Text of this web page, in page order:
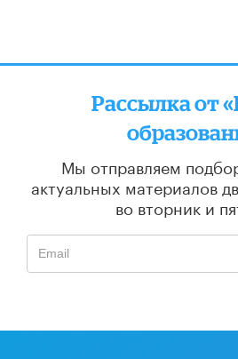
Рассылка от
Мы отправляем
актуальных материалов
во вторник и